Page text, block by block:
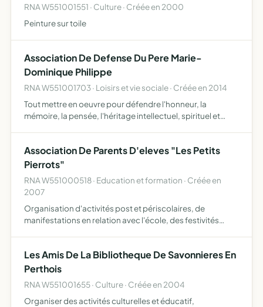
RNA W551001551 · Culture · Créée en 2000
Peinture sur toile
Association De Defense Du Pere Marie-
Dominique Philippe
RNA W551001703 · Loisirs et vie sociale · Créée en 2014
Tout mettre en oeuvre pour défendre l'honneur, la
mémoire, la pensée, l'héritage intellectuel, spirituel et
engagements spir…
Association De Parents D'eleves "Les Petits
Pierrots"
RNA W551000518 · Education et formation · Créée en
2007
Organisation d'activités post et périscolaires, de
manifestations en relation avec l'école, des festivités
Les Amis De La Bibliotheque De Savonnieres En
Perthois
RNA W551001655 · Culture · Créée en 2004
Organiser des activités culturelles et éducatif,